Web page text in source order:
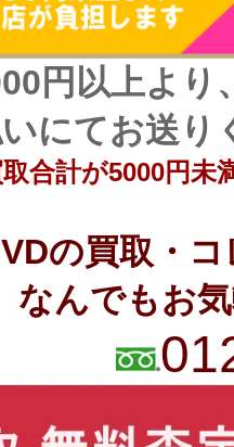
円以上よ
にてお送り
合計が5000円未
の買取・
なんでもお